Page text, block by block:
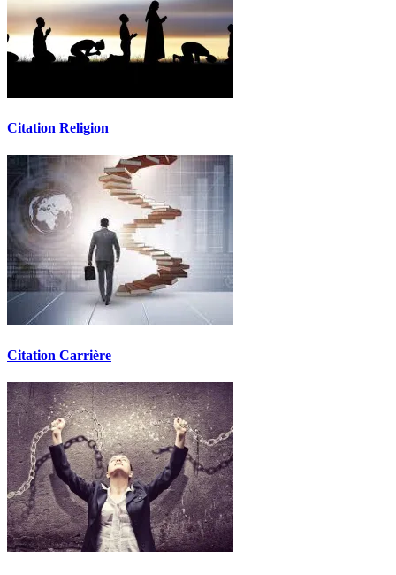
Citation Religion
Citation Carrière